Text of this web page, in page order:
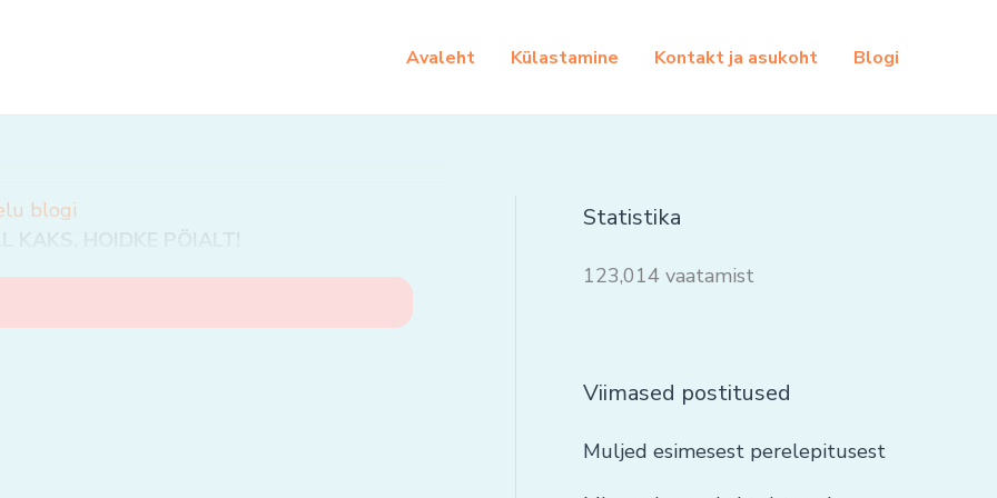
Avaleht Külastamine Kontakt ja asukoht Blogi
blogi
KAKS, HOIDKE PÖIALT!
Statistika
123,014 vaatamist
Viimased postitused
Muljed esimesest perelepitusest